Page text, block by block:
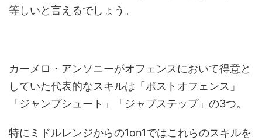
等しいと言えるでしょう。
カーメロ・アンソニーがオフェンスにおいて得意と
していた代表的なスキルは「ポストオフェンス」
「ジャンプシュート」「ジャブステップ」の3つ。
特にミドルレンジからの1on1ではこれらのスキルを